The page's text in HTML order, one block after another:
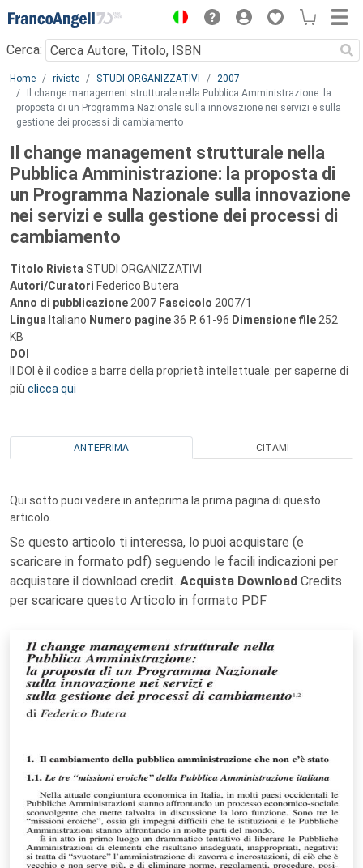
Menu
Cerca:
Main content
Home riviste STUDI ORGANIZZATIVI
2007
Il change management strutturale nella Pubblica Amministrazione: la
proposta di un Programma Nazionale sulla innovazione nei servizi e sulla
gestione dei processi di cambiamento
Il change management strutturale nella
Pubblica Amministrazione: la proposta di
un Programma Nazionale sulla innovazione
nei servizi e sulla gestione dei processi di
cambiamento
Titolo Rivista STUDI ORGANIZZATIVI
Autori/Curatori Federico Butera
Anno di pubblicazione 2007 Fascicolo 2007/1
Lingua Italiano Numero pagine 36 P. 61-96 Dimensione file 252
KB
DOI
Il DOI è il codice a barre della proprietà intellettuale: per saperne di
più clicca qui
ANTEPRIMA CITAMI
Qui sotto puoi vedere in anteprima la prima pagina di questo
articolo.
Se questo articolo ti interessa, lo puoi acquistare (e
scaricare in formato pdf) seguendo le facili indicazioni per
acquistare il download credit. Acquista Download Credits
per scaricare questo Articolo in formato PDF